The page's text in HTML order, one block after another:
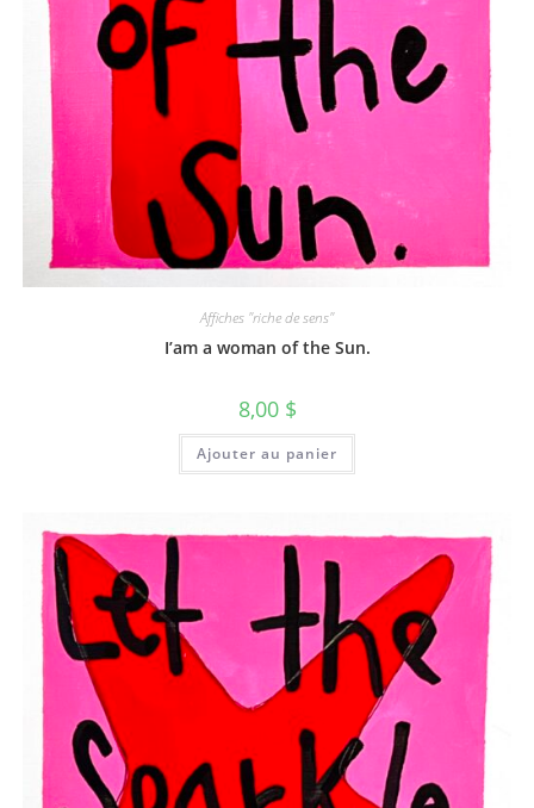
Affiches "riche de sens"
I’am a woman of the Sun.
8,00 $
Ajouter au panier